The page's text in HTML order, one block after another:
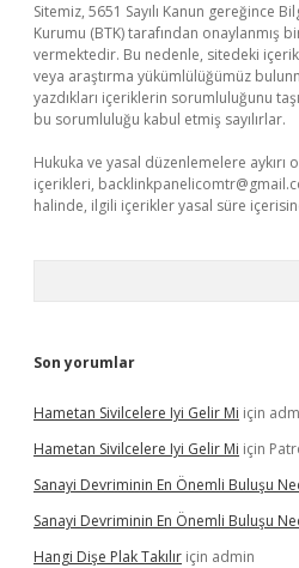
Sitemiz, 5651 Sayılı Kanun gereğince
Kurumu (BTK) tarafından onaylanmış
vermektedir. Bu nedenle, sitedeki
veya araştırma yükümlülüğümüz
yazdıkları içeriklerin sorumluluğunu
bu sorumluluğu kabul etmiş sayılırlar.
Hukuka ve yasal düzenlemelere
içerikleri,
halinde, ilgili içerikler yasal süre
Son yorumlar
Hametan Sivilcelere Iyi Gelir Mi için
Hametan Sivilcelere Iyi Gelir Mi için
Sanayi Devriminin En Önemli Buluşu
Sanayi Devriminin En Önemli Buluşu
Hangi Dişe Plak Takılır için admin